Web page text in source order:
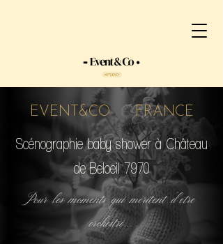
EVENT&CO FRANCE
Scénographie baby shower à Château
de Beloeil 7970
Pour les moments qui méritent d'etre
orchestré...